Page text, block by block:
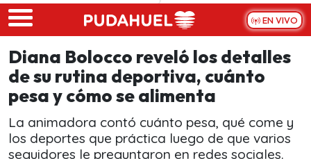
Skip to main content
EN VIVO
Diana Bolocco reveló los detalles
de su rutina deportiva, cuánto
pesa y cómo se alimenta
La animadora contó cuánto pesa, qué come y
los deportes que práctica luego de que varios
seguidores le preguntaron en redes sociales.